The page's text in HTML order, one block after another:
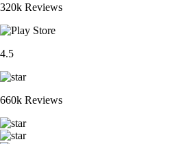
320k Reviews
4.5
660k Reviews